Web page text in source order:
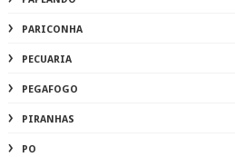
PARICONHA
PECUARIA
PEGAFOGO
PIRANHAS
PO